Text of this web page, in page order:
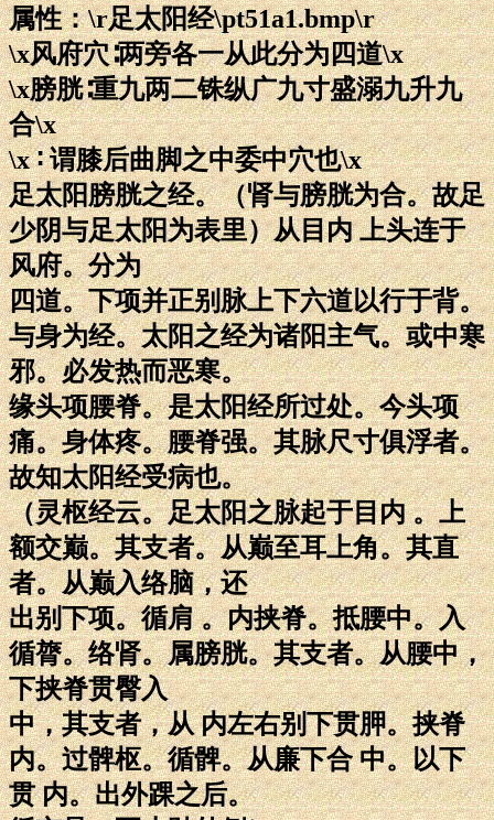
属性：\r足太阳经\pt51a1.bmp\r
\x风府穴∶两旁各一从此分为四道\x
\x膀胱∶重九两二铢纵广九寸盛溺九升九
合\x
\x ∶ 谓膝后曲脚之中委中穴也\x
足太阳膀胱之经。（肾与膀胱为合。故足
少阴与足太阳为表里）从目内 上头连于
风府。分为
四道。下项并正别脉上下六道以行于背。
与身为经。太阳之经为诸阳主气。或中寒
邪。必发热而恶寒。
缘头项腰脊。是太阳经所过处。今头项
痛。身体疼。腰脊强。其脉尺寸俱浮者。
故知太阳经受病也。
（灵枢经云。足太阳之脉起于目内 。上
额交巅。其支者。从巅至耳上角。其直
者。从巅入络脑，还
出别下项。循肩 。内挟脊。抵腰中。入
循膂。络肾。属膀胱。其支者。从腰中，
下挟脊贯臀入
中，其支者，从 内左右别下贯胛。挟脊
内。过髀枢。循髀。从廉下合 中。以下
贯 内。出外踝之后。